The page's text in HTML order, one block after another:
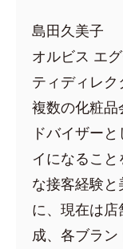
島田久美子
オルビス エ
ティディレク
複数の化粧
ドバイザー
イになるこ
な接客経験
に、現在は
成、各ブラ